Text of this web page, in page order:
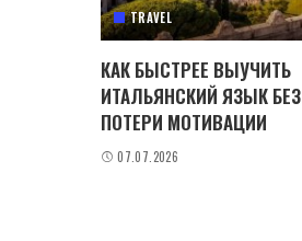
TRAVEL
КАК БЫСТРЕЕ ВЫУЧИТЬ
ИТАЛЬЯНСКИЙ ЯЗЫК
ПОТЕРИ МОТИВАЦИИ
07.07.2026